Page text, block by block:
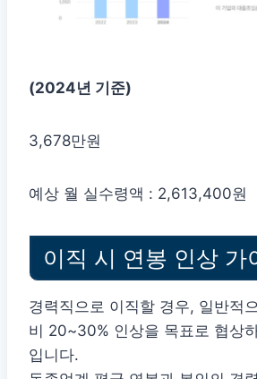
(2024년 기준)
3,678만원
예상 월 실수령액 : 2,613,400원
이직 시 연봉 인상 가
경력직으로 이직할 경우, 일반적
비 20~30% 인상을 목표로 협상
입니다.